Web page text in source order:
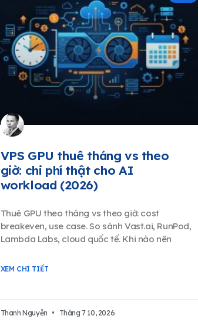
VPS GPU thuê tháng vs theo
giờ: chi phí thật cho AI
workload (2026)
Thuê GPU theo tháng vs theo giờ: cost
breakeven, use case. So sánh Vast.ai, RunPod,
Lambda Labs, cloud quốc tế. Khi nào nên
XEM CHI TIẾT
Thanh Nguyễn Tháng 7 10, 2026